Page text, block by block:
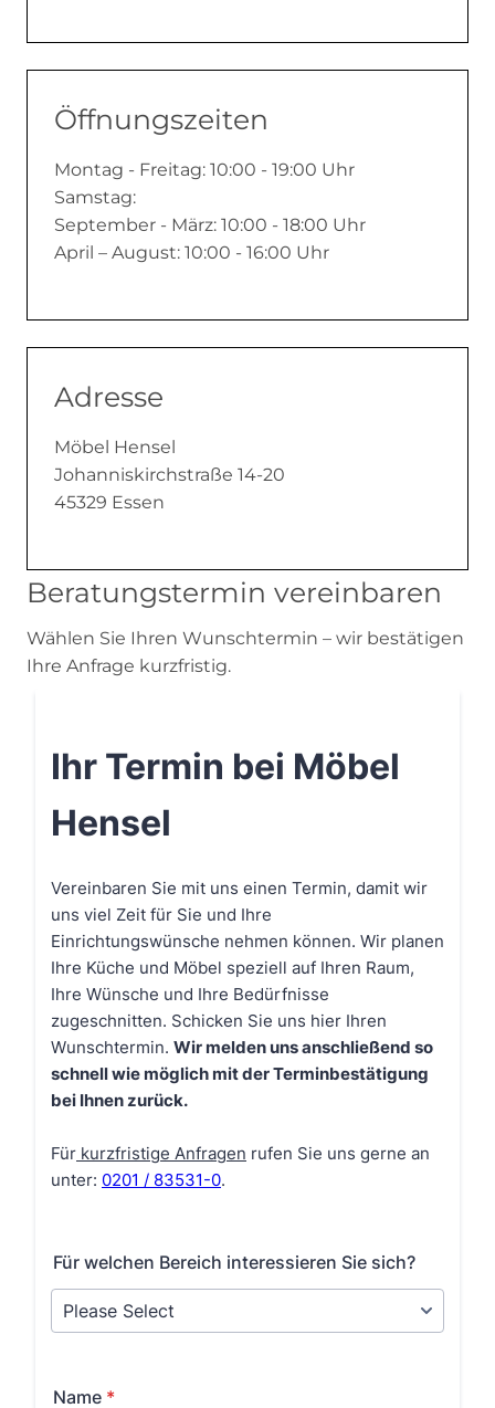
Öffnungszeiten
Montag - Freitag: 10:00 - 19:00 Uhr
Samstag:
September - März: 10:00 - 18:00 Uhr
April – August: 10:00 - 16:00 Uhr
Adresse
Möbel Hensel
Johanniskirchstraße 14-20
45329 Essen
Beratungstermin vereinbaren
Wählen Sie Ihren Wunschtermin – wir bestätigen
Ihre Anfrage kurzfristig.